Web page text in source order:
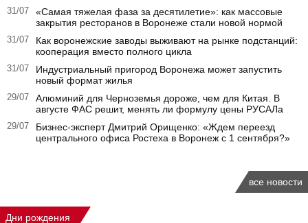
31/07
«Самая тяжелая фаза за десятилетие»: как массовые
закрытия ресторанов в Воронеже стали новой нормой
31/07
Как воронежские заводы выживают на рынке подстанций:
кооперация вместо полного цикла
31/07
Индустриальный пригород Воронежа может запустить
новый формат жилья
29/07
Алюминий для Черноземья дороже, чем для Китая. В
августе ФАС решит, менять ли формулу цены РУСАЛа
29/07
Бизнес-эксперт Дмитрий Орищенко: «Ждем переезд
центрального офиса Ростеха в Воронеж с 1 сентября?»
все новости
Дни рождения